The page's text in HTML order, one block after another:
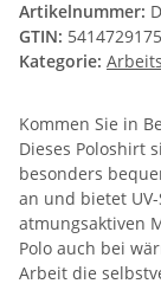
Artikelnummer:
GTIN:
Kategorie:
Kommen Sie in
Dieses Poloshirt
besonders
an und bietet
atmungsaktiven
Polo auch bei
Arbeit die